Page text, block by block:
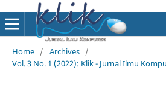
Home / Archives /
Vol. 3 No. 1 (2022): Klik - Jurnal Ilmu